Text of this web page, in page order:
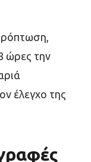
ώρες την
έλεγχο της